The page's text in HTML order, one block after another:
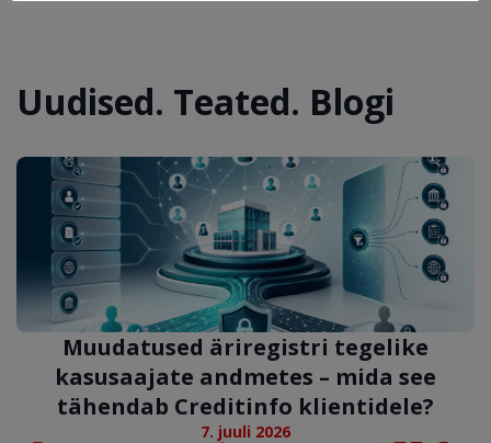
Uudised. Teated. Blogi
Muudatused äriregistri tegelike
kasusaajate andmetes – mida see
tähendab Creditinfo klientidele?
7. juuli 2026